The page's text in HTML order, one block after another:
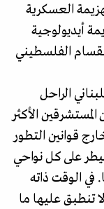
العسكرية
أيديولوجية
الفلسطيني
الراحل
الأكثر
قوانين التطور
على كل نواحي
في الوقت ذاته
تنطبق عليها ما